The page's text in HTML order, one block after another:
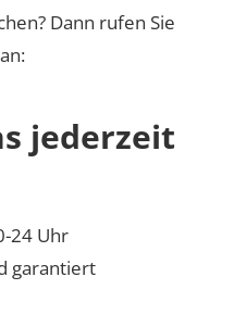
Dann rufen Sie
jederzeit
24 Uhr
garantiert